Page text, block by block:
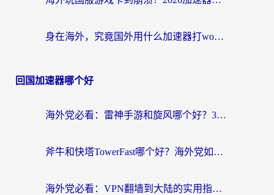
身在海外，究竟国外用什么加速器打wow好？
回国加速器哪个好
海外党必看：雷神手游和旋风哪个好？3分钟选对回国加速器，无缝刷国内剧玩游戏
斧牛和快塔TowerFast哪个好？海外党如何选对回国加速器
海外党必看：VPN翻墙到大陆的实用指南——从看CCTV5到选加速器，一篇全搞定